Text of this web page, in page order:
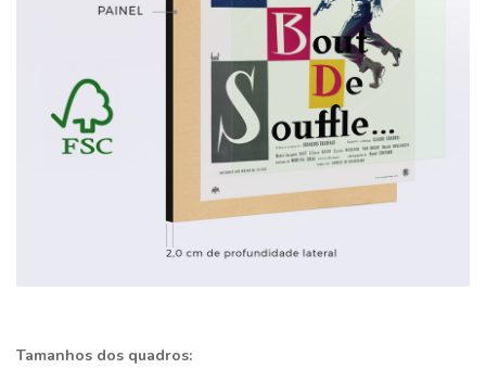
Tamanhos dos quadros: